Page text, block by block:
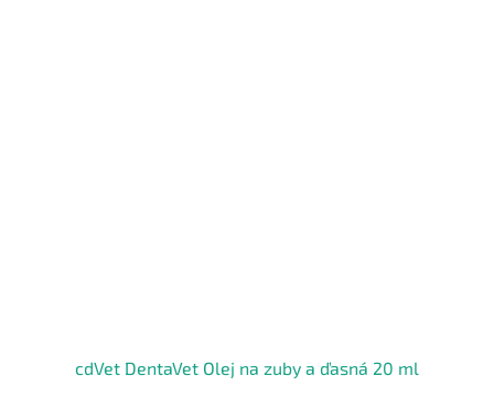
cdVet DentaVet Olej na zuby a ďasná 20 ml